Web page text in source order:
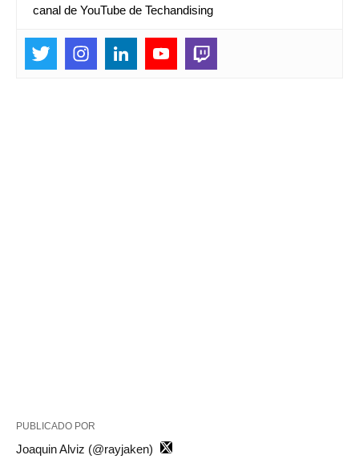
canal de YouTube de Techandising
PUBLICADO POR
Joaquin Alviz (@rayjaken)